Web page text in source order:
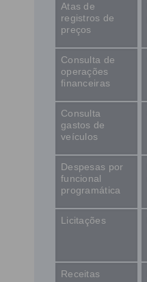
Atas de
registros de
preços
Consulta de
operações
financeiras
Consulta
gastos de
veículos
Despesas por
funcional
programática
Licitações
Receitas